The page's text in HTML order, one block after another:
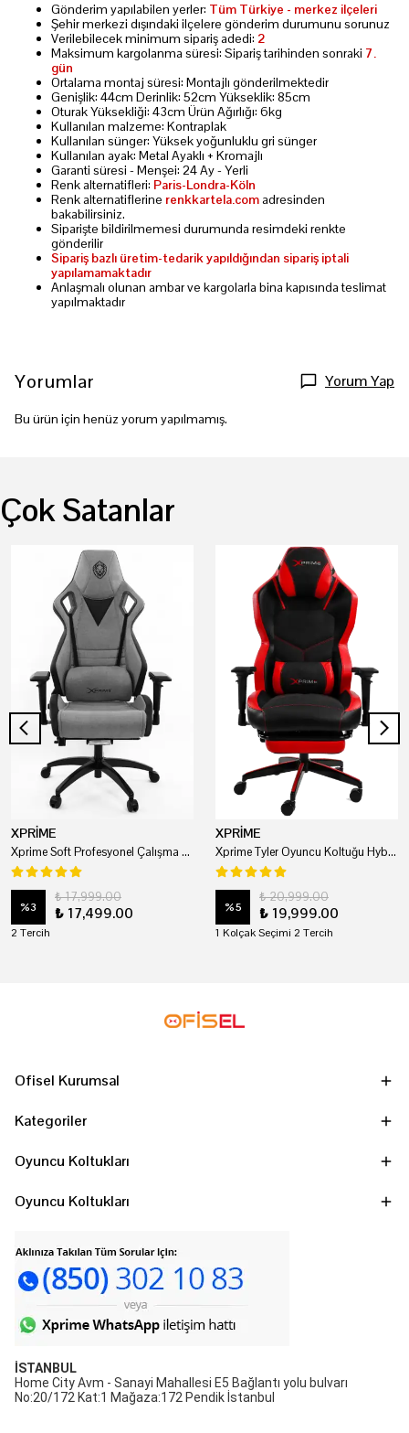
Gönderim yapılabilen yerler: Tüm Türkiye - merkez ilçeleri
Şehir merkezi dışındaki ilçelere gönderim durumunu sorunuz
Verilebilecek minimum sipariş adedi: 2
Maksimum kargolanma süresi: Sipariş tarihinden sonraki 7.
gün
Ortalama montaj süresi: Montajlı gönderilmektedir
Genişlik: 44cm Derinlik: 52cm Yükseklik: 85cm
Oturak Yüksekliği: 43cm Ürün Ağırlığı: 6kg
Kullanılan malzeme: Kontraplak
Kullanılan sünger: Yüksek yoğunluklu gri sünger
Kullanılan ayak: Metal Ayaklı + Kromajlı
Garanti süresi - Menşei: 24 Ay - Yerli
Renk alternatifleri: Paris-Londra-Köln
Renk alternatiflerine renkkartela.comadresinden
bakabilirsiniz.
Siparişte bildirilmemesi durumunda resimdeki renkte
gönderilir
Sipariş bazlı üretim-tedarik yapıldığından sipariş iptali
yapılamamaktadır
Anlaşmalı olunan ambar ve kargolarla bina kapısında teslimat
yapılmaktadır
Yorumlar Yorum Yap
Bu ürün için henüz yorum yapılmamış.
Çok Satanlar
XPRİME
Xprime Soft Profesyonel Çalışma Ve Oyuncu Koltuğu
%3
₺ 17,999.00
₺ 17,499.00
2 Tercih
XPRİME
Xprime Tyler Oyuncu Koltuğu Hybrid Kumaş Kırmızı
%5
₺ 20,999.00
₺ 19,999.00
1 Kolçak Seçimi 2 Tercih
Ofisel Kurumsal
Kategoriler
Oyuncu Koltukları
Oyuncu Koltukları
İSTANBUL
Home City Avm - Sanayi Mahallesi E5 Bağlantı yolu bulvarı
No:20/172 Kat:1 Mağaza:172 Pendik İstanbul